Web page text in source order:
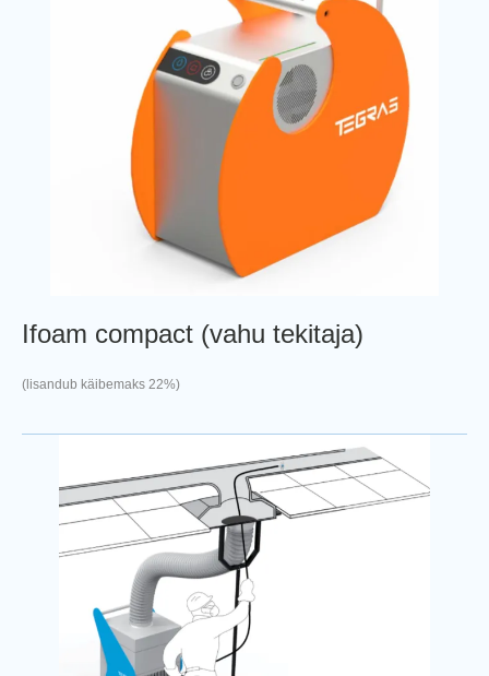
Ifoam compact (vahu tekitaja)
(lisandub käibemaks 22%)